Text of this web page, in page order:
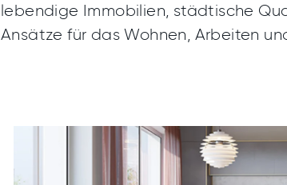
lebendige Immobilien, städtische
Ansätze für das Wohnen, Arbeiten